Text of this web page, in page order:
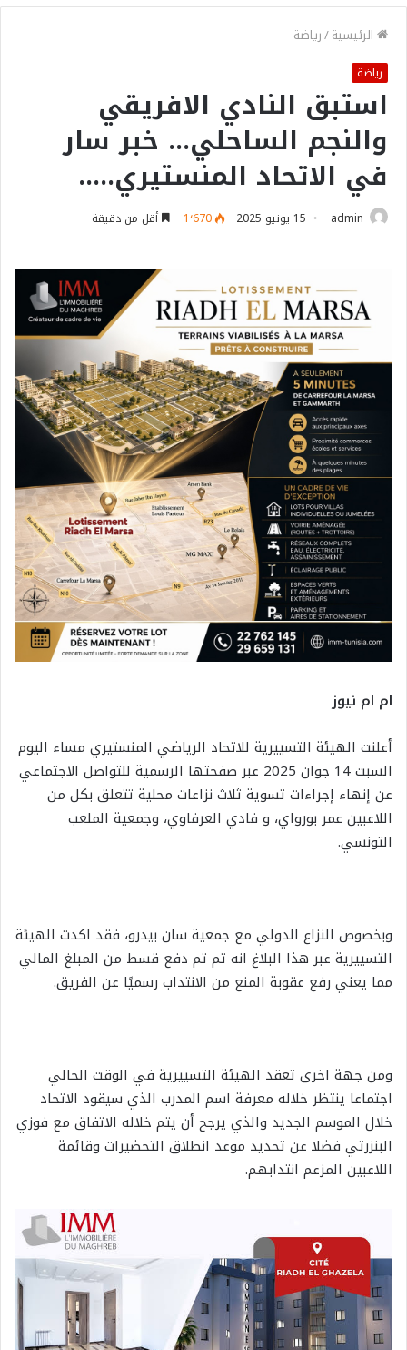
الرئيسية/رياضة
رياضة
استبق النادي الافريقي
والنجم الساحلي… خبر سار
في الاتحاد المنستيري…..
admin 15 يونيو 2025 1٬670 أقل من دقيقة
ام ام نيوز
أعلنت الهيئة التسييرية للاتحاد الرياضي المنستيري مساء اليوم
السبت 14 جوان 2025 عبر صفحتها الرسمية للتواصل الاجتماعي
عن إنهاء إجراءات تسوية ثلاث نزاعات محلية تتعلق بكل من
اللاعبين عمر بورواي، و فادي العرفاوي، وجمعية الملعب
التونسي.
وبخصوص النزاع الدولي مع جمعية سان بيدرو، فقد اكدت الهيئة
التسييرية عبر هذا البلاغ انه تم تم دفع قسط من المبلغ المالي
مما يعني رفع عقوبة المنع من الانتداب رسميًا عن الفريق.
ومن جهة اخرى تعقد الهيئة التسييرية في الوقت الحالي
اجتماعا ينتظر خلاله معرفة اسم المدرب الذي سيقود الاتحاد
خلال الموسم الجديد والذي يرجح أن يتم خلاله الاتفاق مع فوزي
البنزرتي فضلا عن تحديد موعد انطلاق التحضيرات وقائمة
اللاعبين المزعم انتدابهم.